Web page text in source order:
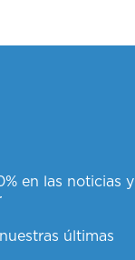
en las noticias y
últimas